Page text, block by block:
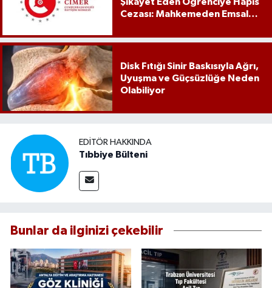
Şikâyet Eden Öğrenciye Hapis
Cezası: Mahkemeden Emsal
Disk Fıtığı Sinir Baskısıyla Ağrı,
Uyuşma ve Güçsüzlüğe Neden
Olabiliyor
EDITÖR HAKKINDA
Tıbbiye Bülteni
Bunlar da ilginizi çekebilir